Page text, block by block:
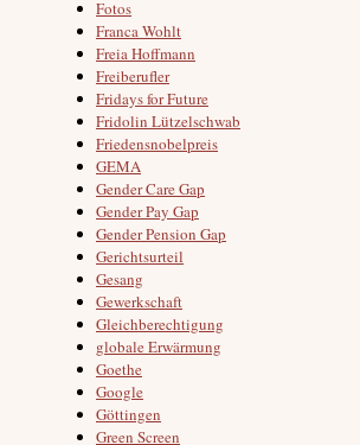
Fotos
Franca Wohlt
Freia Hoffmann
Freiberufler
Fridays for Future
Fridolin Lützelschwab
Friedensnobelpreis
GEMA
Gender Care Gap
Gender Pay Gap
Gender Pension Gap
Gerichtsurteil
Gesang
Gewerkschaft
Gleichberechtigung
globale Erwärmung
Goethe
Google
Göttingen
Green Screen